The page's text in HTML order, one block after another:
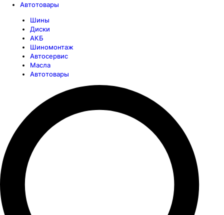
Автотовары
Шины
Диски
АКБ
Шиномонтаж
Автосервис
Масла
Автотовары